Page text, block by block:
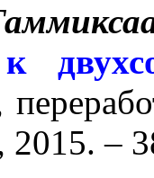
2015. –